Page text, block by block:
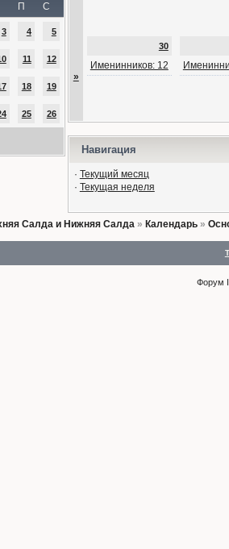
П С
3 4 5
11 12
18 19
25 26
»
30
Именинников: 12
Навигация
· Текущий месяц
· Текущая неделя
Салда и Нижняя Салда» Календарь»
Форум